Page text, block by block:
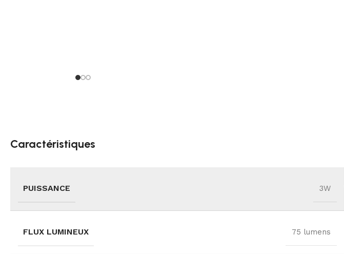
Caractéristiques
PUISSANCE 3W
FLUX LUMINEUX 75 lumens